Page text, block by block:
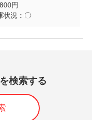
円
状況： 〇
検索する